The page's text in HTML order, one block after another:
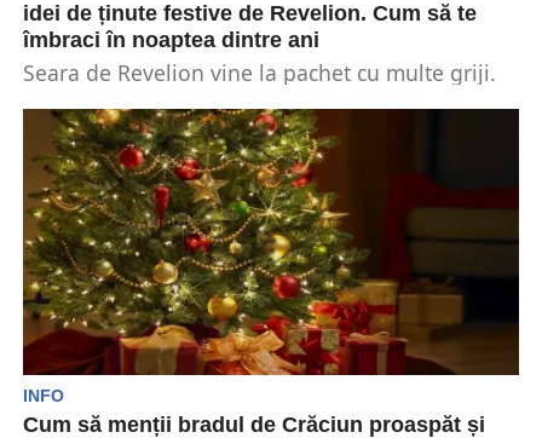
idei de ținute festive de Revelion. Cum să te
îmbraci în noaptea dintre ani
Seara de Revelion vine la pachet cu multe griji.
INFO
Cum să menții bradul de Crăciun proaspăt și